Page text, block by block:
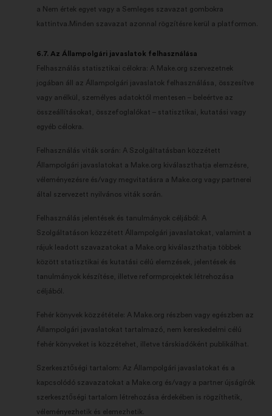
a Nem értek egyet vagy a Semleges szavazat gombokra
kattintva.Minden szavazat azonnal rögzítésre kerül a platformon.
6.7. Az Állampolgári javaslatok felhasználása
Felhasználás statisztikai célokra: A Make.org szervezetnek
jogában áll az Állampolgári javaslatok felhasználása, összesítve
vagy anélkül, személyes adatoktól mentesen – beleértve az
összeállításokat, összefoglalókat – statisztikai, kutatási vagy
egyéb célokra.
Felhasználás viták során: A Szolgáltatásban közzétett
Állampolgári javaslatokat a Make.org kiválaszthatja elemzésre,
véleményezésre és/vagy megvitatásra a Make.org vagy partnerei
által szervezett nyilvános viták során.
Felhasználás jelentések és tanulmányok céljából: A
Szolgáltatáson közzétett Állampolgári javaslatokat, valamint a
rájuk leadott szavazatokat a Make.org kiválaszthatja többek
között statisztikai és kutatási célú elemzések, jelentések és
tanulmányok készítése, illetve reformprojektek létrehozása
céljából.
Fehér könyvek közzététele: A Make.org részben vagy egészben az
Állampolgári javaslatokat tartalmazó, nem kereskedelmi célú
fehér könyveket is közzétehet, illetve társkiadóként publikálhat.
Szerkesztőségi tartalom: Az Állampolgári javaslatokat és a
kapcsolódó szavazatokat a Make.org és/vagy a partner újságírók
szerkesztőségi tartalom létrehozása érdekében is rögzíthetik,
véleményezhetik és elemezhetik.